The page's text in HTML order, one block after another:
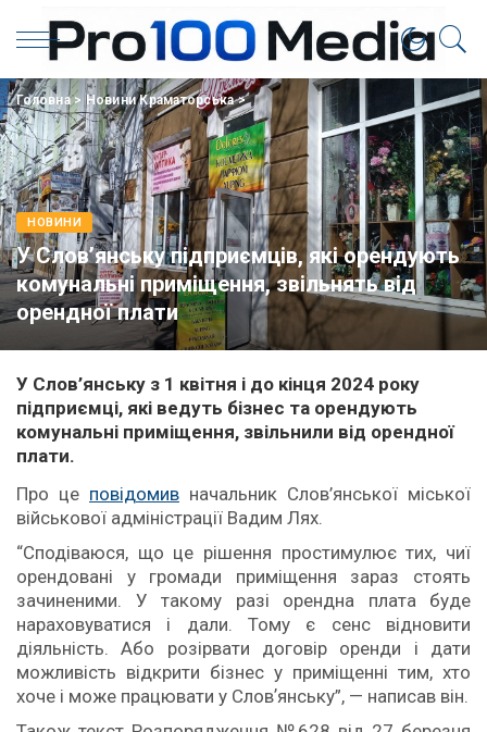
Головна> Новини Краматорська>
НОВИНИ
У Слов’янську підприємців, які орендують
комунальні приміщення, звільнять від
орендної плати
У Слов’янську з 1 квітня і до кінця 2024 року
підприємці, які ведуть бізнес та орендують
комунальні приміщення, звільнили від орендної
плати.
Про це повідомив начальник Слов’янської міської
військової адміністрації Вадим Лях.
“Сподіваюся, що це рішення простимулює тих, чиї
орендовані у громади приміщення зараз стоять
зачиненими. У такому разі орендна плата буде
нараховуватися і дали. Тому є сенс відновити
діяльність. Або розірвати договір оренди і дати
можливість відкрити бізнес у приміщенні тим, хто
хоче і може працювати у Словʼянську”, — написав він.